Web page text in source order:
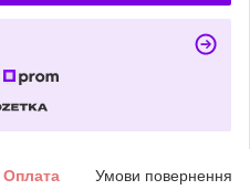
Оплата Умови повернення